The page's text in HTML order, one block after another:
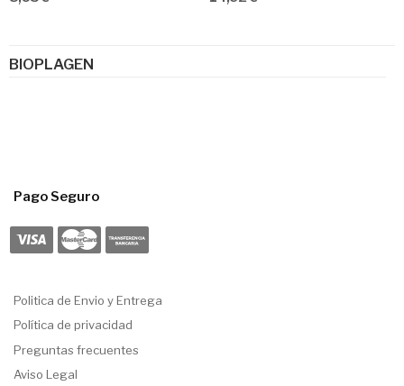
BIOPLAGEN
Pago Seguro
Politica de Envio y Entrega
Política de privacidad
Preguntas frecuentes
Aviso Legal